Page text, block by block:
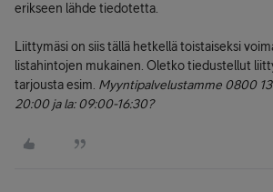
erikseen lähde tiedotetta.
Liittymäsi on siis tällä hetkellä toistaiseksi
listahintojen mukainen. Oletko tiedustellut
tarjousta esim. Myyntipalvelustamme 0800
20:00 ja la: 09:00-16:30?